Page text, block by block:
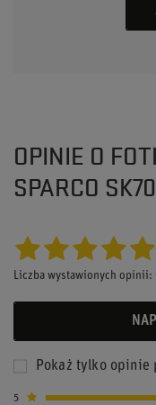
OPINIE O
SPARCO
Liczba wystawionych opinii:
Pokaż tylko opinie
5